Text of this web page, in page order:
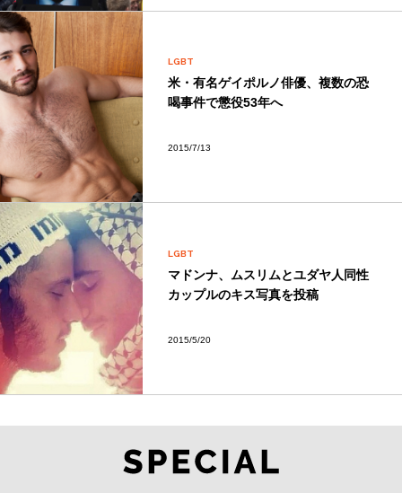
LGBT
米・有名ゲイポルノ俳優、複数の恐
喝事件で懲役53年へ
2015/7/13
LGBT
マドンナ、ムスリムとユダヤ人同性
カップルのキス写真を投稿
2015/5/20